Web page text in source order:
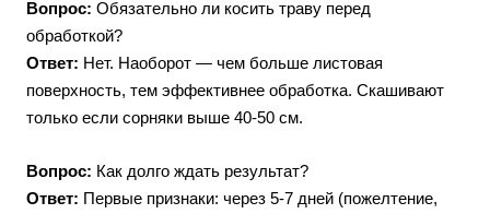
Вопрос: Обязательно ли косить траву перед
обработкой?
Ответ: Нет. Наоборот — чем больше листовая
поверхность, тем эффективнее обработка. Скашивают
только если сорняки выше 40-50 см.
Вопрос: Как долго ждать результат?
Ответ: Первые признаки: через 5-7 дней (пожелтение,